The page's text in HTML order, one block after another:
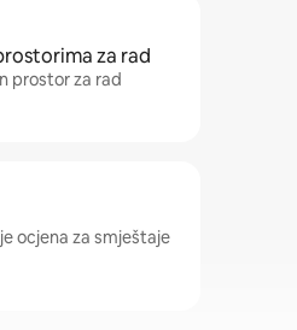
za rad
prostor za rad
ocjena za smještaje